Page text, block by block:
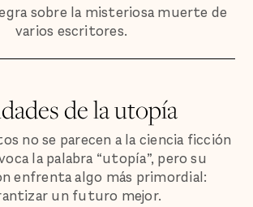
sobre la misteriosa muerte de
varios escritores.
de la utopía
no se parecen a la ciencia ficción
la palabra “utopía”, pero su
enfrenta algo más primordial:
un futuro mejor.